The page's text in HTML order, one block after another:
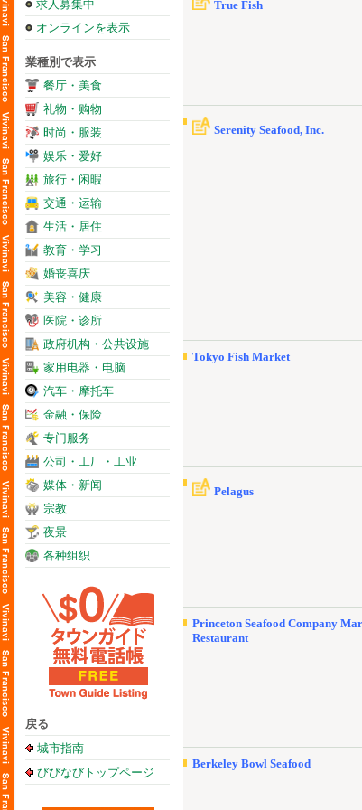
求人募集中
オンラインを表示
業種別で表示
餐厅・美食
礼物・购物
时尚・服装
娱乐・爱好
旅行・闲暇
交通・运输
生活・居住
教育・学习
婚丧喜庆
美容・健康
医院・诊所
政府机构・公共设施
家用电器・电脑
汽车・摩托车
金融・保险
专门服务
公司・工厂・工业
媒体・新闻
宗教
夜景
各种组织
戻る
城市指南
びびなびトップページ
True Fish
Serenity Seafood, Inc.
Tokyo Fish Market
Pelagus
Princeton Seafood Company
Restaurant
Berkeley Bowl Seafood